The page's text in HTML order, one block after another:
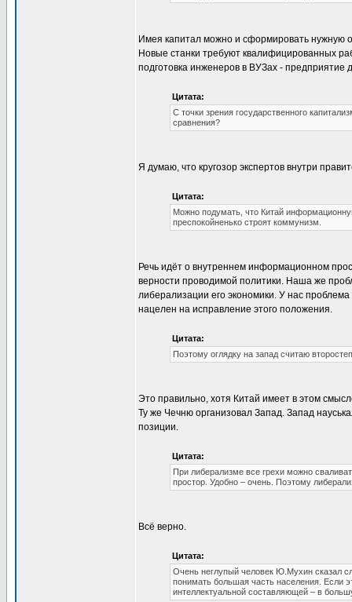
Имея капитал можно и сформировать нужную
Новые станки требуют квалифицированных
подготовка инженеров в ВУЗах - предприятие
Цитата:
С точки зрения государственного
сравнения?
Я думаю, что кругозор экспертов внутри
Цитата:
Можно подумать, что Китай
преспокойненько строят коммунизм.
Речь идёт о внутреннем информационном
верности проводимой политики. Наша же
либерализации его экономики. У нас
нацелен на исправление этого положения.
Цитата:
Поэтому оглядку на запад считаю
Это правильно, хотя Китай имеет в этом
Ту же Чечню организовал Запад. Запад
позиции.
Цитата:
При либерализме все грехи можно
простор. Удобно – очень. Поэтому
Всё верно.
Цитата:
Очень неглупый человек Ю.Мухин сказал
понимать большая часть населения. Если
интеллектуальной составляющей – в